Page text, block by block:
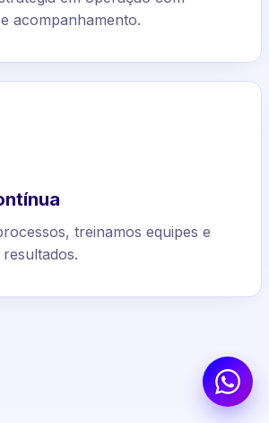
acompanhamento.
treinamos equipes e